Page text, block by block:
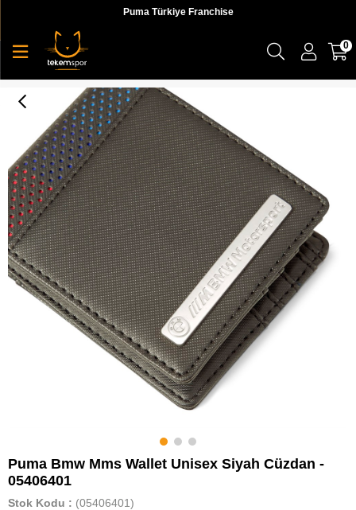
Puma Türkiye Franchise
0
Puma Bmw Mms Wallet Unisex Siyah Cüzdan -
05406401
Stok Kodu
(05406401)